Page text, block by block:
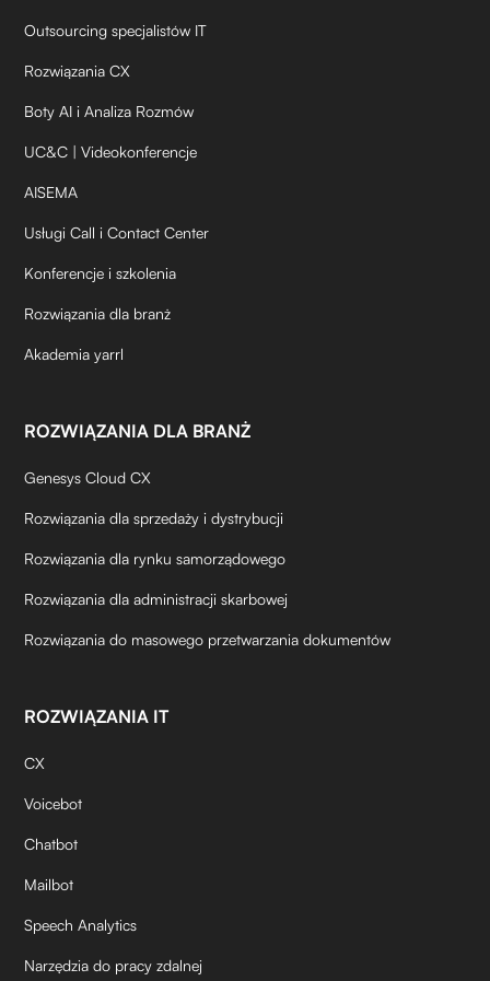
Outsourcing specjalistów IT
Rozwiązania CX
Boty AI i Analiza Rozmów
UC&C | Videokonferencje
AISEMA
Usługi Call i Contact Center
Konferencje i szkolenia
Rozwiązania dla branż
Akademia yarrl
ROZWIĄZANIA DLA BRANŻ
Genesys Cloud CX
Rozwiązania dla sprzedaży i dystrybucji
Rozwiązania dla rynku samorządowego
Rozwiązania dla administracji skarbowej
Rozwiązania do masowego przetwarzania dokumentów
ROZWIĄZANIA IT
CX
Voicebot
Chatbot
Mailbot
Speech Analytics
Narzędzia do pracy zdalnej